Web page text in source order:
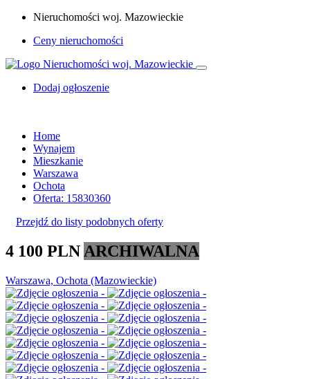
Nieruchomości woj. Mazowieckie
Ceny nieruchomości
Dodaj ogłoszenie
Home
Wynajem
Mieszkanie
Warszawa
Ochota
Oferta: 15830360
Przejdź do listy podobnych oferty
4 100 PLN ARCHIWALNA
Warszawa, Ochota (Mazowieckie)